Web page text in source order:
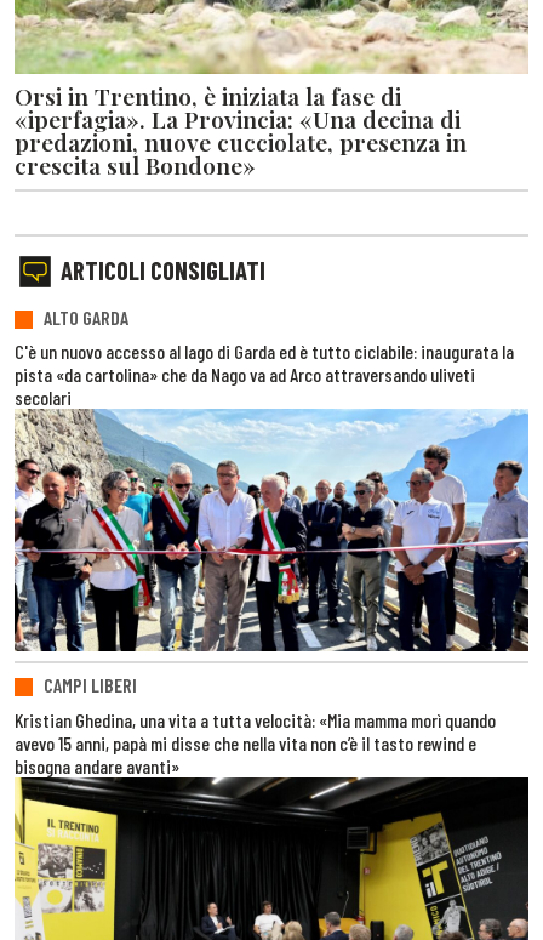
Orsi in Trentino, è iniziata la fase di
«iperfagia». La Provincia: «Una decina di
predazioni, nuove cucciolate, presenza in
crescita sul Bondone»
ARTICOLI CONSIGLIATI
ALTO GARDA
C'è un nuovo accesso al lago di Garda ed è tutto ciclabile: inaugurata la
pista «da cartolina» che da Nago va ad Arco attraversando uliveti
secolari
CAMPI LIBERI
Kristian Ghedina, una vita a tutta velocità: «Mia mamma morì quando
avevo 15 anni, papà mi disse che nella vita non c’è il tasto rewind e
bisogna andare avanti»